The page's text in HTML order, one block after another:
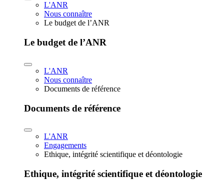
L'ANR
Nous connaître
Le budget de l’ANR
Le budget de l’ANR
L'ANR
Nous connaître
Documents de référence
Documents de référence
L'ANR
Engagements
Ethique, intégrité scientifique et déontologie
Ethique, intégrité scientifique et déontologie